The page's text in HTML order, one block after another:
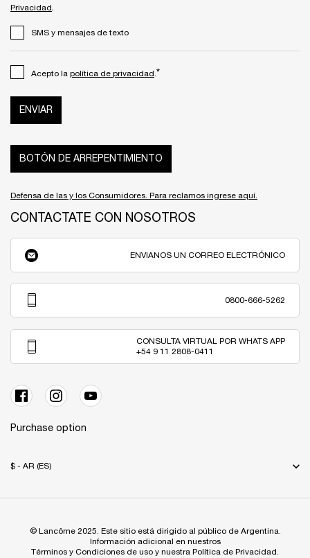
Privacidad.
SMS y mensajes de texto
Acepto la política de privacidad.*
ENVIAR
BOTÓN DE ARREPENTIMIENTO
Defensa de las y los Consumidores. Para reclamos ingrese aquí.
CONTACTATE CON NOSOTROS
ENVIANOS UN CORREO ELECTRÓNICO
0800-666-5262
CONSULTA VIRTUAL POR WHATS APP
+54 9 11 2808-0411
Purchase option
$ - AR (ES)
© Lancôme 2025. Este sitio está dirigido al público de Argentina.
Información adicional en nuestros
Términos y Condiciones de uso y nuestra Política de Privacidad.